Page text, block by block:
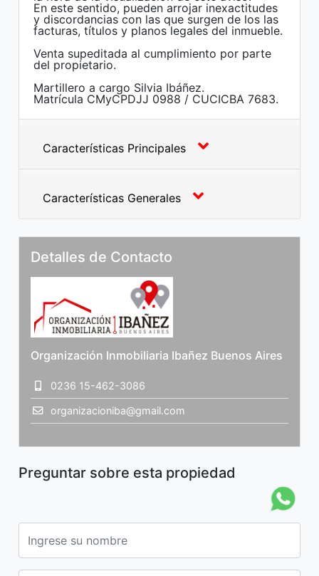
En este sentido, pueden arrojar inexactitudes
y discordancias con las que surgen de los las
facturas, títulos y planos legales del inmueble.
Venta supeditada al cumplimiento por parte
del propietario.
Martillero a cargo Silvia Ibáñez.
Matrícula CMyCPDJJ 0988 / CUCICBA 7683.
Características Principales
Características Generales
Detalles de Contacto
Organización Inmobiliaria Ibañez Buenos Aires
0236 15-462-3086
organizacioniba@gmail.com
Preguntar sobre esta propiedad